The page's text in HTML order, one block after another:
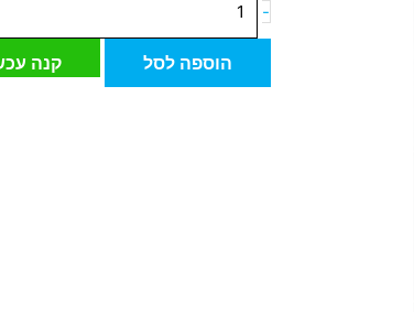
-
של
קרמיקה
הוספה לסל קנה